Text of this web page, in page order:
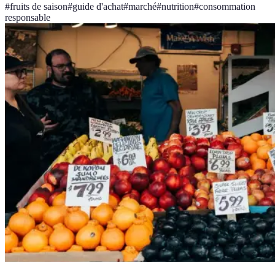
#fruits de saison#guide d'achat#marché#nutrition#consommation
responsable